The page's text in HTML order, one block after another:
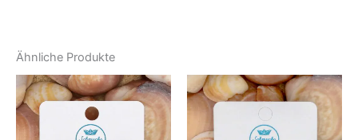
Ähnliche Produkte